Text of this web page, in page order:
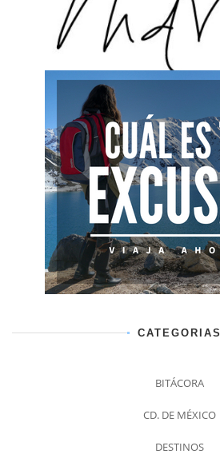
CATEGORIAS
BITÁCORA
CD. DE MÉXICO
DESTINOS